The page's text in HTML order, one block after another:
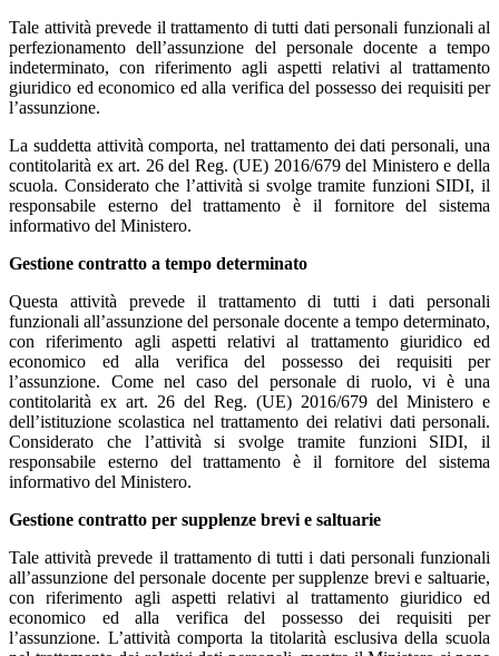
Tale attività prevede il trattamento di tutti dati personali funzionali al
perfezionamento dell’assunzione del personale docente a tempo
indeterminato, con riferimento agli aspetti relativi al trattamento
giuridico ed economico ed alla verifica del possesso dei requisiti per
l’assunzione.
La suddetta attività comporta, nel trattamento dei dati personali, una
contitolarità ex art. 26 del Reg. (UE) 2016/679 del Ministero e della
scuola. Considerato che l’attività si svolge tramite funzioni SIDI, il
responsabile esterno del trattamento è il fornitore del sistema
informativo del Ministero.
Gestione contratto a tempo determinato
Questa attività prevede il trattamento di tutti i dati personali
funzionali all’assunzione del personale docente a tempo determinato,
con riferimento agli aspetti relativi al trattamento giuridico ed
economico ed alla verifica del possesso dei requisiti per
l’assunzione. Come nel caso del personale di ruolo, vi è una
contitolarità ex art. 26 del Reg. (UE) 2016/679 del Ministero e
dell’istituzione scolastica nel trattamento dei relativi dati personali.
Considerato che l’attività si svolge tramite funzioni SIDI, il
responsabile esterno del trattamento è il fornitore del sistema
informativo del Ministero.
Gestione contratto per supplenze brevi e saltuarie
Tale attività prevede il trattamento di tutti i dati personali funzionali
all’assunzione del personale docente per supplenze brevi e saltuarie,
con riferimento agli aspetti relativi al trattamento giuridico ed
economico ed alla verifica del possesso dei requisiti per
l’assunzione. L’attività comporta la titolarità esclusiva della scuola